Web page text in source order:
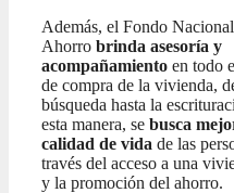
Además, el Fondo
Ahorro brinda asesoría y
acompañamiento en todo
de compra de la vivienda,
búsqueda hasta la
esta manera, se busca
calidad de vida de las
través del acceso a una
y la promoción del ahorro.